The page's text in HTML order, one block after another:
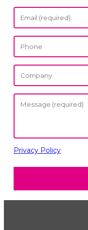
Privacy Policy